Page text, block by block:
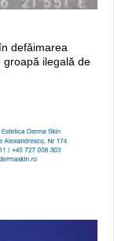
defăimarea
groapă ilegală de